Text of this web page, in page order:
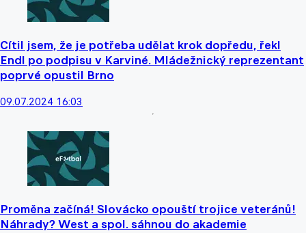
Cítil jsem, že je potřeba udělat krok dopředu, řekl
Endl po podpisu v Karviné. Mládežnický reprezentant
poprvé opustil Brno
09.07.2024 16:03
Proměna začíná! Slovácko opouští trojice veteránů!
Náhrady? West a spol. sáhnou do akademie